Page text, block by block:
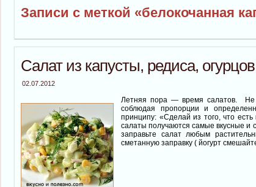
Записи с меткой «белокочанная
Салат из капусты, редиса,
02.07.2012
Летняя пора — время салатов. Не
соблюдая пропорции и
принципу: «Сделай из того, что
салаты получаются самые вкусные и
заправьте салат любым
сметанную заправку ( йогурт